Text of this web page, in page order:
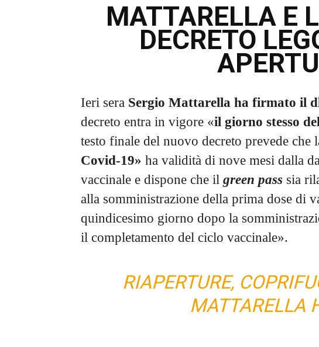
MATTARELLA E
DECRETO
Ieri sera Sergio Mattarella ha firmato il
decreto entra in vigore «il giorno stesso
testo finale del nuovo decreto prevede che
Covid-19» ha validità di nove mesi dalla
vaccinale e dispone che il green pass sia
alla somministrazione della prima dose di
quindicesimo giorno dopo la
il completamento del ciclo vaccinale».
RIAPERTURE,
MATTARELLA